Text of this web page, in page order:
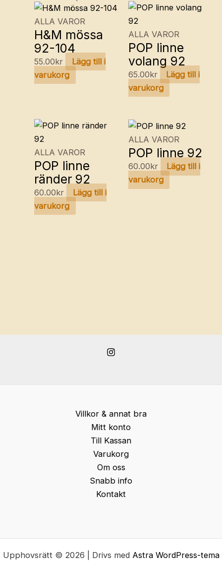
ALLA VAROR
H&M mössa
92-104
55.00kr
Lägg till i
varukorg
ALLA VAROR
POP linne
volang 92
65.00kr
Lägg till i
varukorg
ALLA VAROR
POP linne
ränder 92
60.00kr
Lägg till i
varukorg
ALLA VAROR
POP linne 92
60.00kr
Lägg till i
varukorg
Villkor & annat bra
Mitt konto
Till Kassan
Varukorg
Om oss
Snabb info
Kontakt
Upphovsrätt © 2026 | Drivs med Astra WordPress-tema